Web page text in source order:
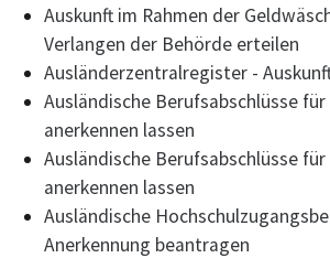
Auskunft im Rahmen der
Verlangen der Behörde erteilen
Ausländerzentralregister -
Ausländische Berufsabschlüsse
anerkennen lassen
Ausländische Berufsabschlüsse
anerkennen lassen
Ausländische
Anerkennung beantragen